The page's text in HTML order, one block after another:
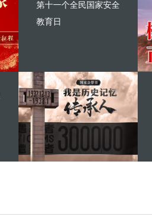
第十一个全民国家安全
教育日